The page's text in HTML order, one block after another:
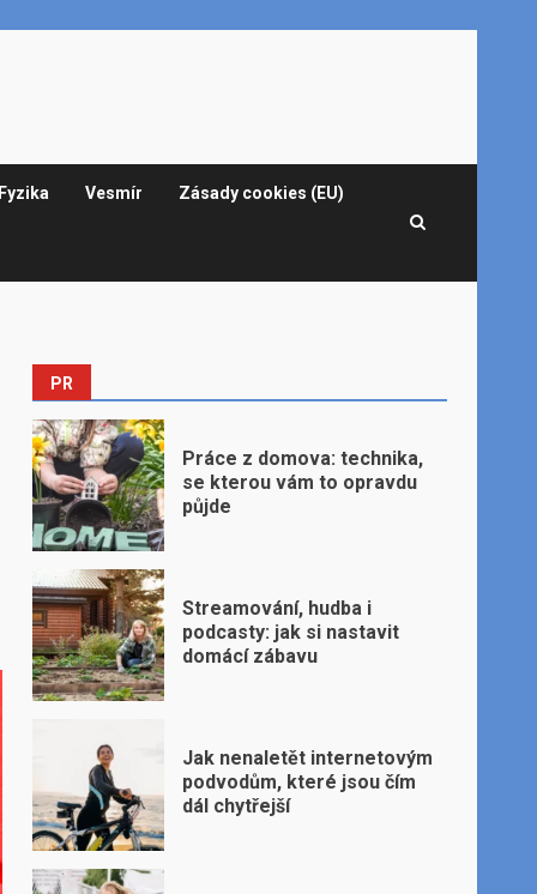
Fyzika Vesmír Zásady cookies (EU)
PR
Práce z domova: technika,
se kterou vám to opravdu
půjde
Streamování, hudba i
podcasty: jak si nastavit
domácí zábavu
Jak nenaletět internetovým
podvodům, které jsou čím
dál chytřejší